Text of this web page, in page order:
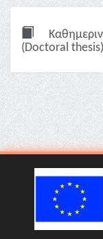
(Doctoral thesis)